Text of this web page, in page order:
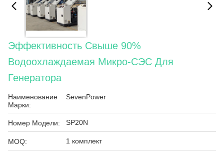
Эффективность Свыше 90%
Водоохлаждаемая Микро-СЭС Для
Генератора
Наименование
Марки:
SevenPower
Номер Модели: SP20N
MOQ: 1 комплект